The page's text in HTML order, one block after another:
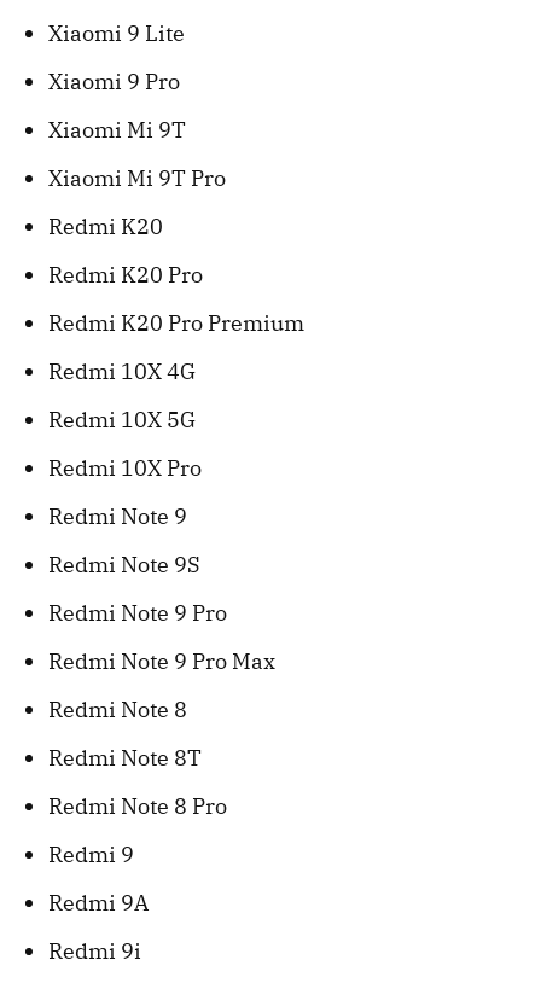
Xiaomi 9 Lite
Xiaomi 9 Pro
Xiaomi Mi 9T
Xiaomi Mi 9T Pro
Redmi K20
Redmi K20 Pro
Redmi K20 Pro Premium
Redmi 10X 4G
Redmi 10X 5G
Redmi 10X Pro
Redmi Note 9
Redmi Note 9S
Redmi Note 9 Pro
Redmi Note 9 Pro Max
Redmi Note 8
Redmi Note 8T
Redmi Note 8 Pro
Redmi 9
Redmi 9A
Redmi 9i